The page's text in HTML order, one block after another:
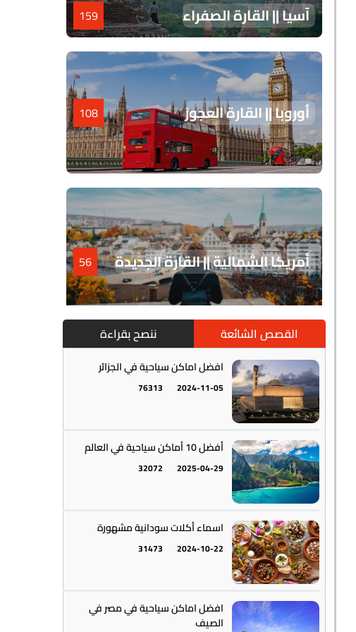
آسيا || القارة الصفراء 159
أوروبا || القارة العجوز 108
أمريكا الشمالية || القارة الجديدة 56
أمريكا الجنوبية || القارة اللاتينية
أستراليا || أوقيانوسيا
القصص الشائعة ننصح بقراءة
افضل اماكن سياحية في الجزائر
2024-11-05
76313
أفضل 10 أماكن سياحية في العالم
2025-04-29
32072
اسماء أكلات سودانية مشهورة
2024-10-22
31473
افضل اماكن سياحية في مصر في
الصيف